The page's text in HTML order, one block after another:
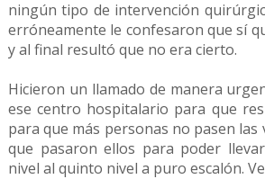
ningún tipo de intervención
erróneamente le confesaron que sí
y al final resultó que no era cierto.
Hicieron un llamado de manera
ese centro hospitalario para que
para que más personas no pasen las
que pasaron ellos para poder
nivel al quinto nivel a puro escalón.